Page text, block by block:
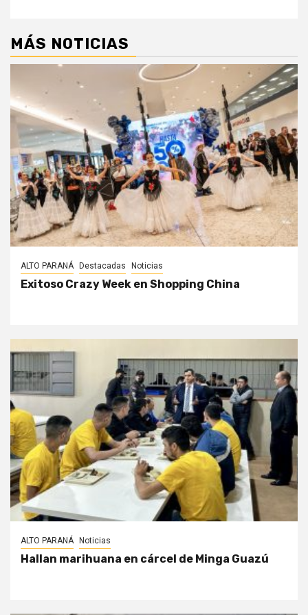
MÁS NOTICIAS
ALTO PARANÁ Destacadas Noticias
Exitoso Crazy Week en Shopping China
ALTO PARANÁ Noticias
Hallan marihuana en cárcel de Minga Guazú